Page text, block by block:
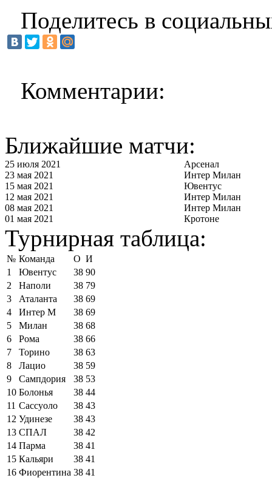
Поделитесь в
Комментарии:
Ближайшие матчи:
25 июля 2021
Арсенал
23 мая 2021
Интер Милан
15 мая 2021
Ювентус
12 мая 2021
Интер Милан
08 мая 2021
Интер Милан
01 мая 2021
Кротоне
Турнирная таблица:
№ Команда О И
1
Ювентус 38 90
2
Наполи 38 79
3
Аталанта 38 69
4
Интер М 38 69
5
Милан 38 68
6
Рома 38 66
7
Торино 38 63
8
Лацио 38 59
9
Сампдория 38 53
10 Болонья 38 44
11 Сассуоло 38 43
12 Удинезе 38 43
13 СПАЛ 38 42
14 Парма 38 41
15 Кальяри 38 41
16 Фиорентина 38 41